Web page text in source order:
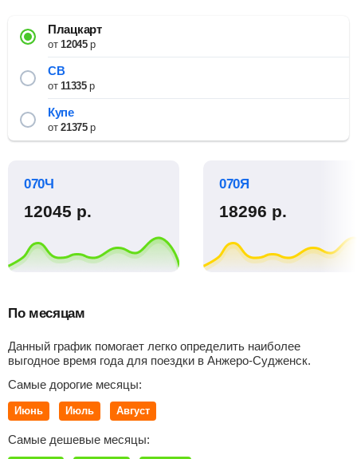
Плацкарт
от12045р
СВ
от11335р
Купе
от21375р
070Ч
12045 р.
070Я
18296 р.
По месяцам
Данный график помогает легко определить наиболее
выгодное время года для поездки в Анжеро-Судженск.
Самые дорогие месяцы:
Июнь Июль Август
Самые дешевые месяцы: